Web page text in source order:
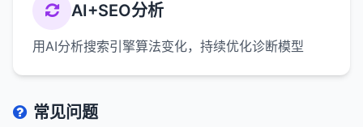
AI+SEO分析
用AI分析搜索引擎算法变化，持续优化诊断模型
常见问题